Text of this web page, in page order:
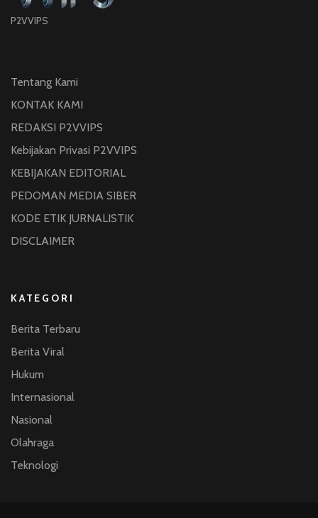
P2VVIPS
Tentang Kami
KONTAK KAMI
REDAKSI P2VVIPS
Kebijakan Privasi P2VVIPS
KEBIJAKAN EDITORIAL
PEDOMAN MEDIA SIBER
KODE ETIK JURNALISTIK
DISCLAIMER
KATEGORI
Berita Terbaru
Berita Viral
Hukum
Internasional
Nasional
Olahraga
Teknologi